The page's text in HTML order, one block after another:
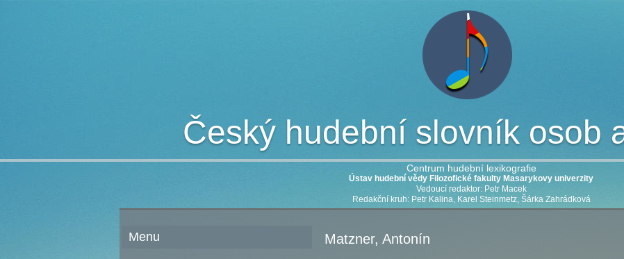
Český hudební slovník osob
Centrum hudební lexikografie
Ústav hudební vědy Filozofické fakulty Masarykovy univerzity
Vedoucí redaktor: Petr Macek
Redakční kruh: Petr Kalina, Karel Steinmetz, Šárka Zahrádková
Menu Matzner, Antonín